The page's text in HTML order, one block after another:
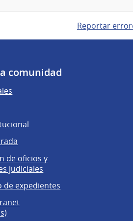
Reportar
comunidad
de oficios y
judiciales
de expedientes